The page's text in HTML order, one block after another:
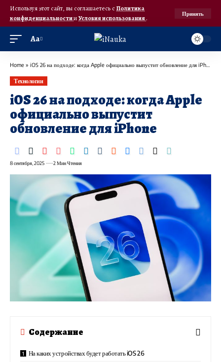
Используя этот сайт, вы соглашаетесь с Политика
конфиденциальностииУсловия использования.
Принять
Аа
Home » iOS 26 на подходе: когда Apple официально выпустит обновление для iPhone
Технологии
iOS 26 на подходе: когда Apple
официально выпустит
обновление для iPhone
8 сентября, 2025 2 Мин Чтения
Содержание
На каких устройствах будет работать iOS 26